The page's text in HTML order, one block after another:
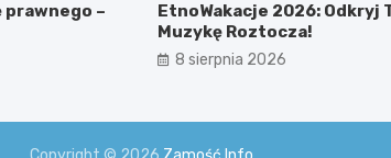
–
EtnoWakacje 2026: Odkryj
Muzykę Roztocza!
8 sierpnia 2026